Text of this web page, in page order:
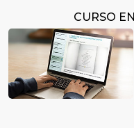
CURSO